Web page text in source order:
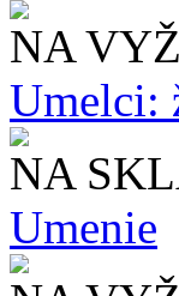
NA
Umelci:
NA
Umenie